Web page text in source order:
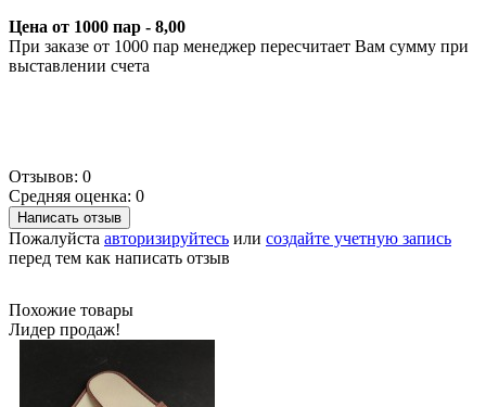
Цена от 1000 пар - 8,00
При заказе от 1000 пар менеджер пересчитает Вам сумму при
выставлении счета
Отзывов: 0
Средняя оценка: 0
Написать отзыв
Пожалуйста авторизируйтесь или создайте учетную запись
перед тем как написать отзыв
Похожие товары
Лидер продаж!